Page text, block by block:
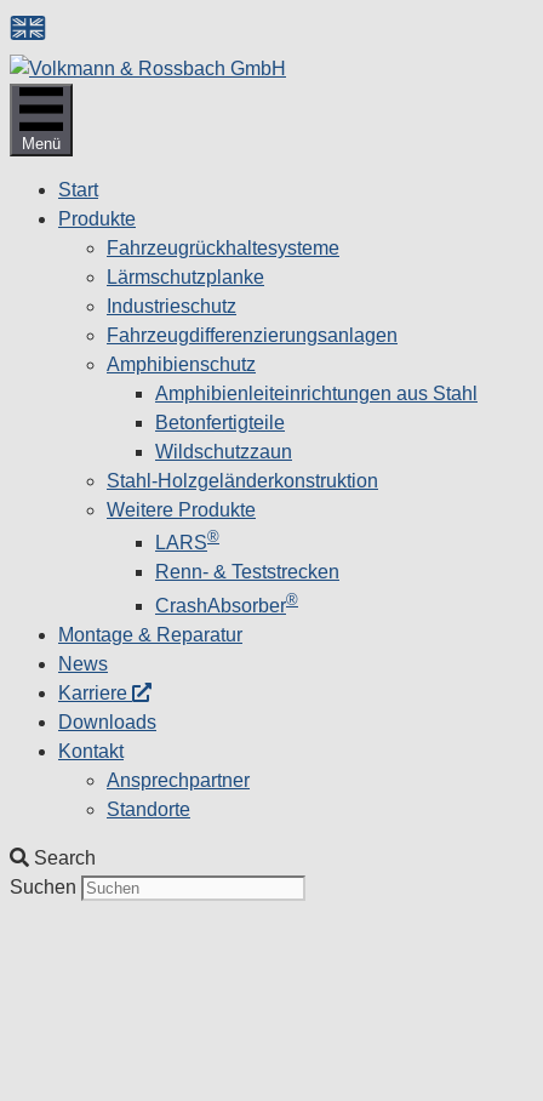
Zum
Inhalt
springen
Menü
Start
Produkte
Fahrzeugrückhaltesysteme
Lärmschutzplanke
Industrieschutz
Fahrzeug­differenzierungsanlagen
Amphibienschutz
Amphibienleiteinrichtungen aus Stahl
Betonfertigteile
Wildschutzzaun
Stahl-Holzgeländerkonstruktion
Weitere Produkte
LARS®
Renn- & Teststrecken
CrashAbsorber®
Montage & Reparatur
News
Karriere
Downloads
Kontakt
Ansprechpartner
Standorte
Search
Suchen